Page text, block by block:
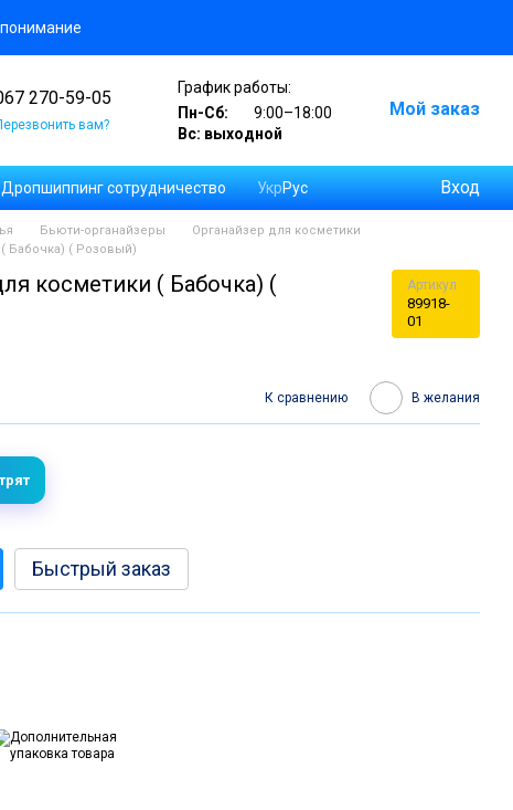
270-59-05
вам?
График работы:
Пн-Сб:
9:00–18:00
Вс: выходной
Мой заказ
Дропшиппинг сотрудничество
и отзывов
УкрРус Вход
Бьюти-органайзеры
Органайзер для косметики
Бабочка) ( Розовый)
косметики ( Бабочка) (
Артикул
89918-
01
К сравнению В желания
Быстрый заказ